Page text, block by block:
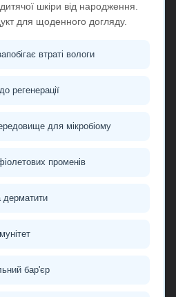
шкіри від народження.
для щоденного догляду.
втраті вологи
регенерації
для мікробіому
променів
дерматити
бар'єр